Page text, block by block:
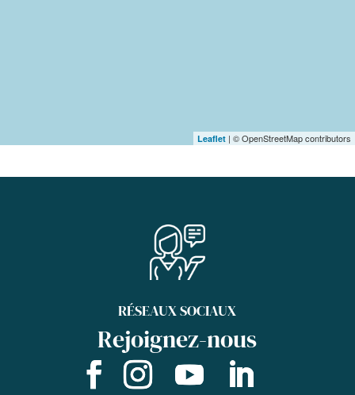
Leaflet | © OpenStreetMap contributors
RÉSEAUX SOCIAUX
Rejoignez-nous